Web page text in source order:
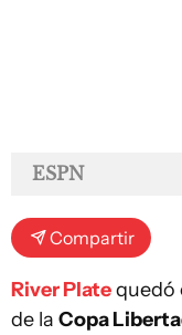
ESPN
Compartir
River Platequedó
de la Copa